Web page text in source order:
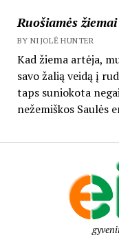
Ruošiamės
BY NIJOLĖ HUNTER
Kad žiema artėja,
savo žalią veidą į
taps suniokota
nežemiškos Saulės